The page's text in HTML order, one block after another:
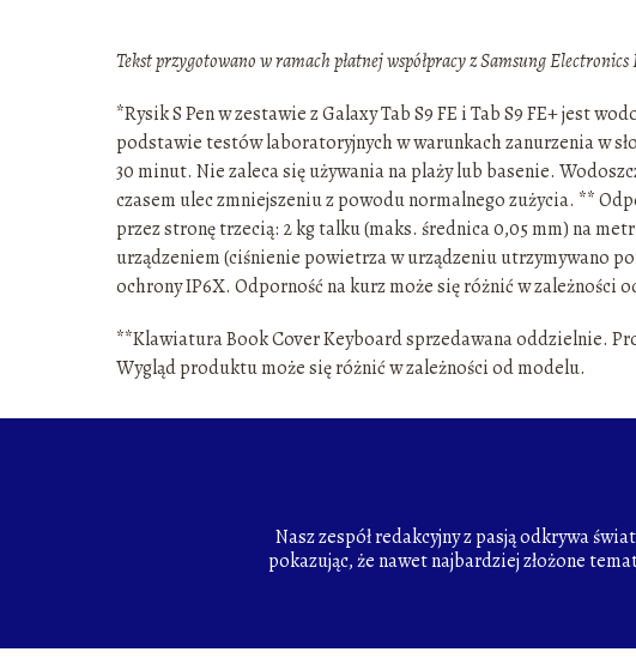
Tekst przygotowano w ramach płatnej współpracy z Samsung Electronics
*Rysik S Pen w zestawie z Galaxy Tab S9 FE i Tab S9 FE+ jest
podstawie testów laboratoryjnych w warunkach zanurzenia w
30 minut. Nie zaleca się używania na plaży lub basenie.
czasem ulec zmniejszeniu z powodu normalnego zużycia. **
przez stronę trzecią: 2 kg talku (maks. średnica 0,05 mm) na
urządzeniem (ciśnienie powietrza w urządzeniu utrzymywano
ochrony IP6X. Odporność na kurz może się różnić w zależności
**Klawiatura Book Cover Keyboard sprzedawana oddzielnie.
Wygląd produktu może się różnić w zależności od modelu.
Nasz zespół redakcyjny z pasją odkrywa
pokazując, że nawet najbardziej złożone